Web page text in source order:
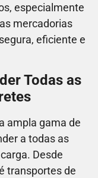
especialmente
mercadorias
eficiente e
Todas as
ampla gama de
a todas as
Desde
transportes de